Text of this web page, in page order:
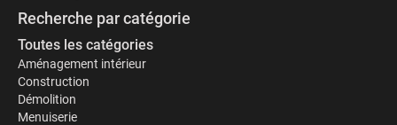
Recherche par catégorie
Toutes les catégories
Aménagement intérieur
Construction
Démolition
Menuiserie